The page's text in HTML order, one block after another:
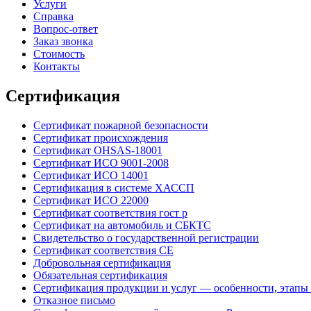
Услуги
Справка
Вопрос-ответ
Заказ звонка
Стоимость
Контакты
Сертификация
Сертификат пожарной безопасности
Сертификат происхождения
Сертификат OHSAS-18001
Сертификат ИСО 9001-2008
Сертификат ИСО 14001
Сертификация в системе ХАССП
Сертификат ИСО 22000
Сертификат соответствия гост р
Сертификат на автомобиль и СБКТС
Свидетельство о государственной регистрации
Сертификат соответствия СЕ
Добровольная сертификация
Обязательная сертификация
Сертификация продукции и услуг — особенности, этапы
Отказное письмо